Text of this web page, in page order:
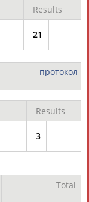
Results
21
протокол
Results
3
Total